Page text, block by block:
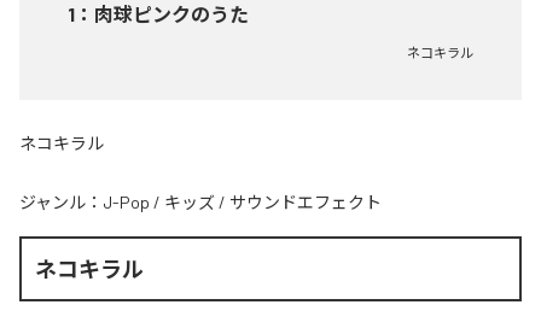
1 ： 肉球ピンクのうた
ネコキラル
ネコキラル
ジャンル： J-Pop / キッズ / サウンドエフェクト
ネコキラル